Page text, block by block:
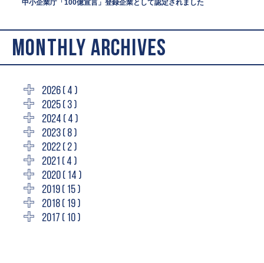
中小企業庁「100億宣言」登録企業として認定されました
MONTHLY ARCHIVES
2026 ( 4 )
2025 ( 3 )
2024 ( 4 )
2023 ( 8 )
2022 ( 2 )
2021 ( 4 )
2020 ( 14 )
2019 ( 15 )
2018 ( 19 )
2017 ( 10 )